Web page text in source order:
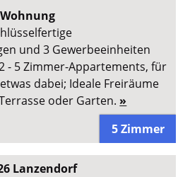
und 3 Gewerbeeinheiten
- 5 Zimmer-Appartements, für
dabei; Ideale Freiräume
oder Garten. »
5 Zimmer
Lanzendorf